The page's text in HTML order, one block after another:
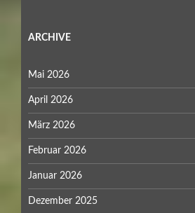
ARCHIVE
Mai 2026
April 2026
März 2026
Februar 2026
Januar 2026
Dezember 2025